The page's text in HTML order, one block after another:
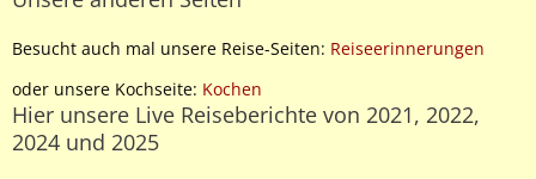
Besucht auch mal unsere Reise-Seiten: Reiseerinnerungen
oder unsere Kochseite: Kochen
Hier unsere Live Reiseberichte von 2021, 2022,
2024 und 2025